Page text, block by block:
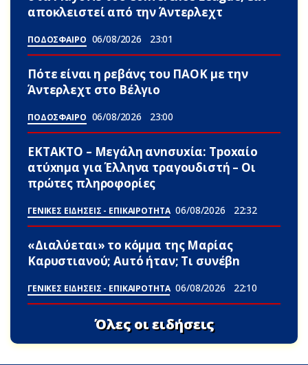
αποκλειστεί από την Άντερλεχτ
ΠΟΔΟΣΦΑΙΡΟ 06/08/2026 23:01
Πότε είναι η ρεβάνς του ΠΑΟΚ με την
Άντερλεχτ στο Βέλγιο
ΠΟΔΟΣΦΑΙΡΟ 06/08/2026 23:00
ΕΚΤΑΚΤΟ – Μεγάλη ανnσυxία: Τpοxαίο
ατύxnμα για Έλληνα τραγουδιστή – Οι
πρώτες πληροφορίες
ΓΕΝΙΚΕΣ ΕΙΔΗΣΕΙΣ - ΕΠΙΚΑΙΡΟΤΗΤΑ 06/08/2026 22:32
«Διαλύεται» το κόμμα της Μαρίας
Καρυστιανού; Αuτό ήταν; Τι συνέβn
ΓΕΝΙΚΕΣ ΕΙΔΗΣΕΙΣ - ΕΠΙΚΑΙΡΟΤΗΤΑ 06/08/2026 22:10
Όλες οι ειδήσεις